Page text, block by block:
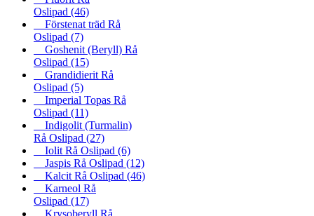
Oslipad (46)
Förstenat träd Rå
Oslipad (7)
Goshenit (Beryll) Rå
Oslipad (15)
Grandidierit Rå
Oslipad (5)
Imperial Topas Rå
Oslipad (11)
Indigolit (Turmalin)
Rå Oslipad (27)
Iolit Rå Oslipad (6)
Jaspis Rå Oslipad (12)
Kalcit Rå Oslipad (46)
Karneol Rå
Oslipad (17)